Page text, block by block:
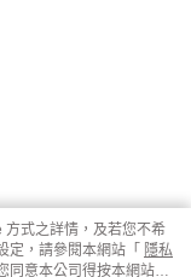
式之詳情，及若您不希
定，請參閱本網站「 隱私
同意本公司得按本網站使